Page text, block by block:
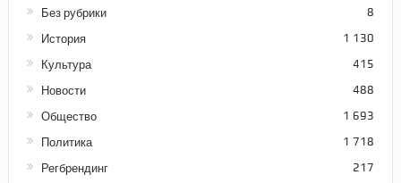
Без рубрики 8
История 1 130
Культура 415
Новости 488
Общество 1 693
Политика 1 718
Регбрендинг 217